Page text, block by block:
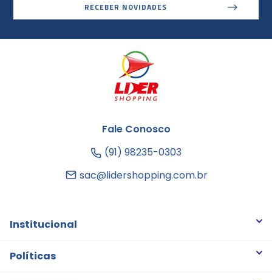
RECEBER NOVIDADES
Fale Conosco
(91) 98235-0303
sac@lidershopping.com.br
Institucional
Quem somos
Políticas